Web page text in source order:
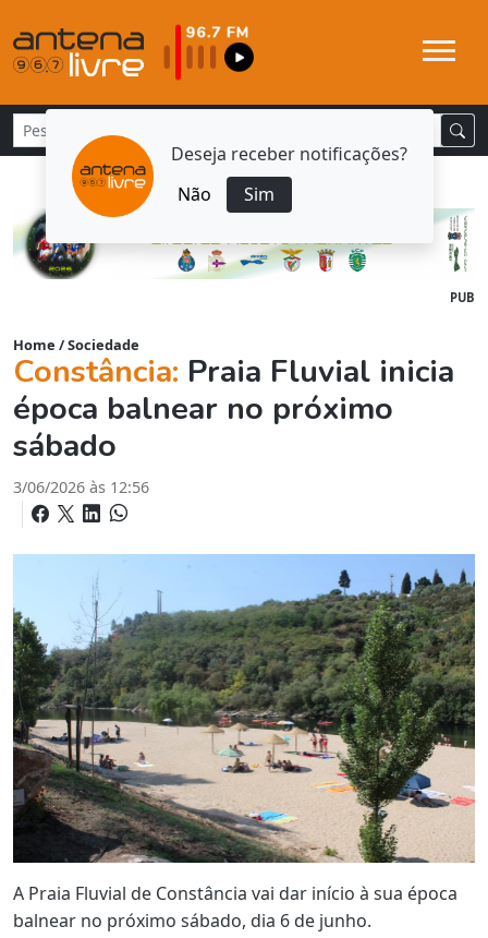
Deseja receber notificações?
Não
Sim
PUB
Home /Sociedade
Constância: Praia Fluvial inicia
época balnear no próximo
sábado
3/06/2026 às 12:56
A Praia Fluvial de Constância vai dar início à sua época
balnear no próximo sábado, dia 6 de junho.